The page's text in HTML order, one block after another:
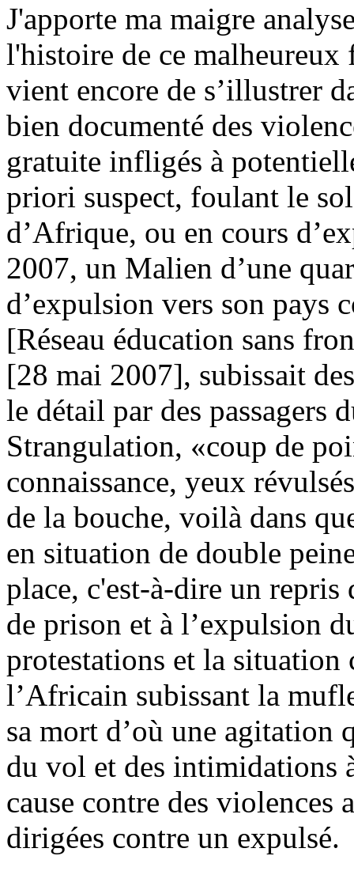
J'apporte ma maigre
l'histoire de ce malheureux
vient encore de s’illustrer
bien documenté des
gratuite infligés à
priori suspect, foulant le
d’Afrique, ou en cours
2007, un Malien d’une
d’expulsion vers son pays
[Réseau éducation sans
[28 mai 2007], subissait
le détail par des passagers
Strangulation, «coup de
connaissance, yeux
de la bouche, voilà dans
en situation de double
place, c'est-à-dire un repris
de prison et à l’expulsion
protestations et la situation
l’Africain subissant la
sa mort d’où une agitation
du vol et des intimidations
cause contre des violences
dirigées contre un expulsé.